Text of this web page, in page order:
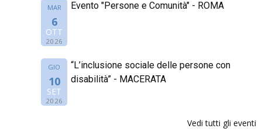
MAR
6
OTT
2026
Evento "Persone e Comunità" - ROMA
GIO
10
SET
2026
“L’inclusione sociale delle persone con
disabilità” - MACERATA
Vedi tutti gli eventi